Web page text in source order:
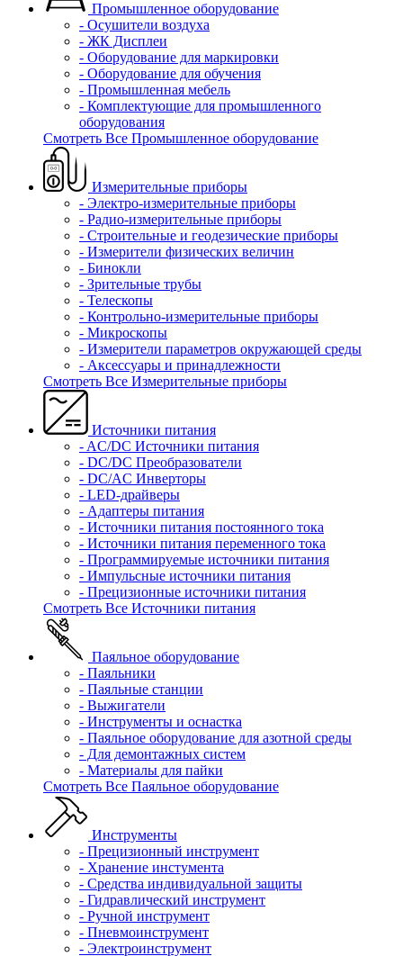
Промышленное оборудование
- Осушители воздуха
- ЖК Дисплеи
- Оборудование для маркировки
- Оборудование для обучения
- Промышленная мебель
- Комплектующие для промышленного
оборудования
Смотреть Все Промышленное оборудование
Измерительные приборы
- Электро-измерительные приборы
- Радио-измерительные приборы
- Строительные и геодезические приборы
- Измерители физических величин
- Бинокли
- Зрительные трубы
- Телескопы
- Контрольно-измерительные приборы
- Микроскопы
- Измерители параметров окружающей среды
- Аксессуары и принадлежности
Смотреть Все Измерительные приборы
Источники питания
- AC/DC Источники питания
- DC/DC Преобразователи
- DC/AC Инверторы
- LED-драйверы
- Адаптеры питания
- Источники питания постоянного тока
- Источники питания переменного тока
- Программируемые источники питания
- Импульсные источники питания
- Прецизионные источники питания
Смотреть Все Источники питания
Паяльное оборудование
- Паяльники
- Паяльные станции
- Выжигатели
- Инструменты и оснастка
- Паяльное оборудование для азотной среды
- Для демонтажных систем
- Материалы для пайки
Смотреть Все Паяльное оборудование
Инструменты
- Прецизионный инструмент
- Хранение инстумента
- Средства индивидуальной защиты
- Гидравлический инструмент
- Ручной инструмент
- Пневмоинструмент
- Электроинструмент